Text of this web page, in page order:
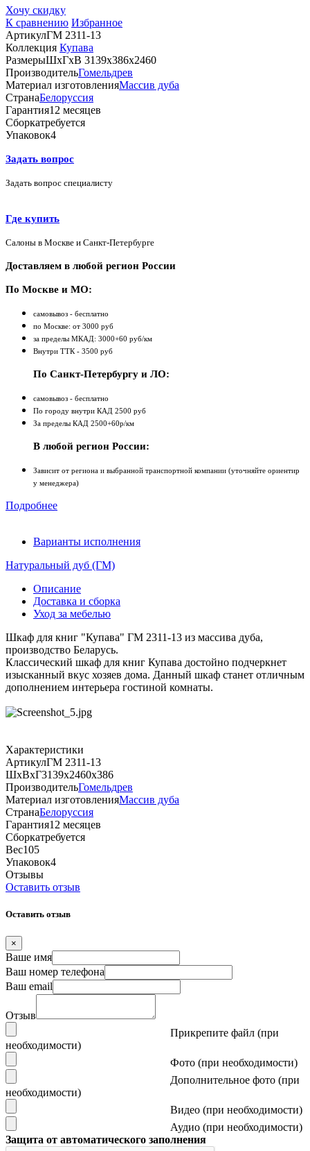
Хочу скидку
К сравнению Избранное
АртикулГМ 2311-13
Коллекция Купава
РазмерыШхГхВ 3139х386х2460
ПроизводительГомельдрев
Материал изготовленияМассив дуба
СтранаБелоруссия
Гарантия12 месяцев
Сборкатребуется
Упаковок4
Задать вопрос
Задать вопрос специалисту
Где купить
Салоны в Москве и Санкт-Петербурге
Доставляем в любой регион России
По Москве и МО:
самовывоз - бесплатно
по Москве: от 3000 руб
за пределы МКАД: 3000+60 руб/км
Внутри ТТК - 3500 руб
По Санкт-Петербургу и ЛО:
самовывоз - бесплатно
По городу внутри КАД 2500 руб
За пределы КАД 2500+60р/км
В любой регион России:
Зависит от региона и выбранной транспортной компании (уточняйте ориентир
у менеджера)
Подробнее
Варианты исполнения
Натуральный дуб (ГМ)
Описание
Доставка и сборка
Уход за мебелью
Шкаф для книг "Купава" ГМ 2311-13 из массива дуба,
производство Беларусь.
Классический шкаф для книг Купава достойно подчеркнет
изысканный вкус хозяев дома. Данный шкаф станет отличным
дополнением интерьера гостиной комнаты.
Характеристики
АртикулГМ 2311-13
ШхВхГ3139х2460х386
ПроизводительГомельдрев
Материал изготовленияМассив дуба
СтранаБелоруссия
Гарантия12 месяцев
Сборкатребуется
Вес105
Упаковок4
Отзывы
Оставить отзыв
Оставить отзыв
×
Ваше имя
Ваш номер телефона
Ваш email
Отзыв
Прикрепите файл (при
необходимости)
Фото (при необходимости)
Дополнительное фото (при
необходимости)
Видео (при необходимости)
Аудио (при необходимости)
Защита от автоматического заполнения